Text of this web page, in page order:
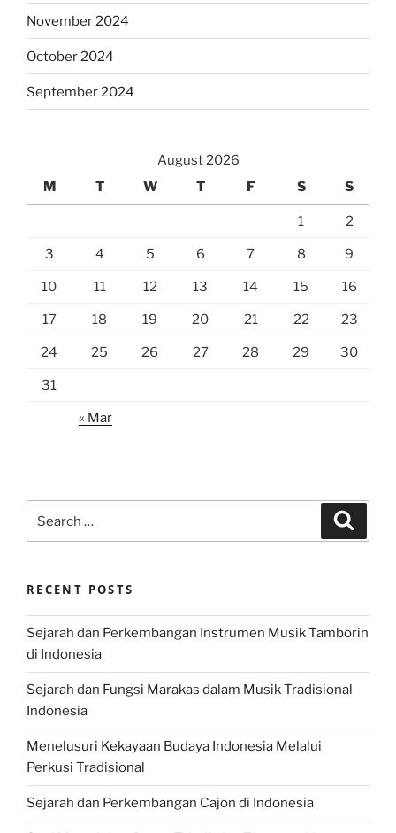
November 2024
October 2024
September 2024
August 2026
M
T W T F S S
1 2
3 4 5 6 7 8 9
10 11 12 13 14 15 16
17 18 19 20 21 22 23
24 25 26 27 28 29 30
31
« Mar
for:
RECENT POSTS
Sejarah dan Perkembangan Instrumen Musik Tamborin
di Indonesia
Sejarah dan Fungsi Marakas dalam Musik Tradisional
Indonesia
Menelusuri Kekayaan Budaya Indonesia Melalui
Perkusi Tradisional
Sejarah dan Perkembangan Cajon di Indonesia